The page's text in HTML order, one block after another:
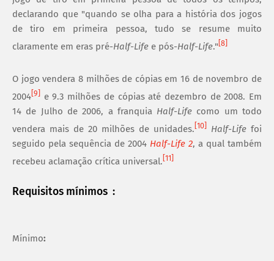
declarando que "quando se olha para a história dos jogos
de tiro em primeira pessoa, tudo se resume muito
claramente em eras pré-Half-Life e pós-Half-Life." 8
O jogo vendera 8 milhões de cópias em 16 de novembro de
2004 9
e 9.3 milhões de cópias até dezembro de 2008. Em
14 de Julho de 2006, a franquia Half-Life como um todo
vendera mais de 20 milhões de unidades. 10 Half-Life foi
seguido pela sequência de 2004 Half-Life 2, a qual também
recebeu aclamação crítica universal. 11
Requisitos mínimos :
Mínimo: